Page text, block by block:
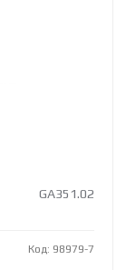
GA351.02
Код: 98979-7